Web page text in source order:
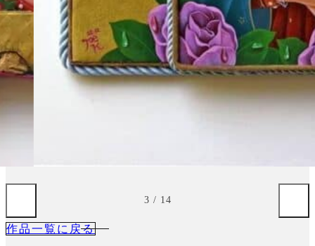
4 / 14
作品一覧に戻る